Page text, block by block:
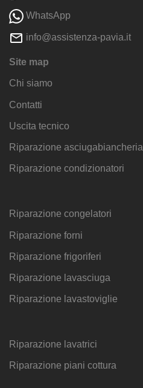
WhatsApp
info@assistenza-pavia.it
Site map
Chi siamo
Contatti
Uscita tecnico
Riparazione asciugabiancheria
Riparazione condizionatori
Riparazione congelatori
Riparazione forni
Riparazione frigoriferi
Riparazione lavasciuga
Riparazione lavastoviglie
Riparazione lavatrici
Riparazione piani cottura